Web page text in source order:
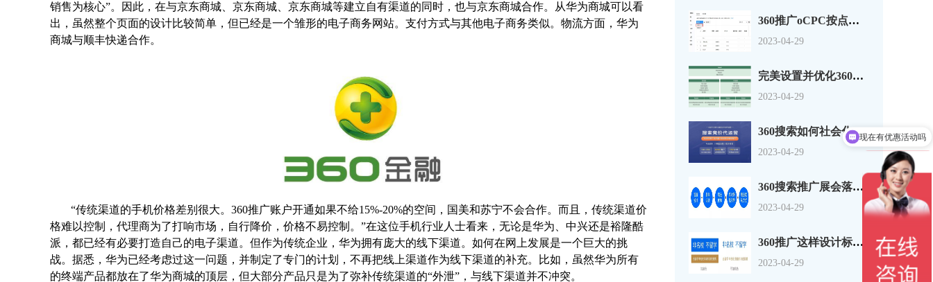
360推广oCPC按点击出价系数还是目标转化成本？
2023-04-29
完美设置并优化360搜索广告组和广告系列
2023-04-29
360搜索如何社会化营销以及搜索营销
2023-04-29
360搜索推广展会落地页怎么做？一套思路供参考
2023-04-29
360推广这样设计标题，资深优化师都说好！
2023-04-29
销售为核心”。因此，在与京东商城、京东商城、京东商城等建立自有渠道的同时，也与京东商城合作。从华为商城可以看
出，虽然整个页面的设计比较简单，但已经是一个雏形的电子商务网站。支付方式与其他电子商务类似。物流方面，华为
商城与顺丰快递合作。
“传统渠道的手机价格差别很大。360推广账户开通如果不给15%-20%的空间，国美和苏宁不会合作。而且，传统渠道价
格难以控制，代理商为了打响市场，自行降价，价格不易控制。”在这位手机行业人士看来，无论是华为、中兴还是裕隆酷
派，都已经有必要打造自己的电子渠道。但作为传统企业，华为拥有庞大的线下渠道。如何在网上发展是一个巨大的挑
战。据悉，华为已经考虑过这一问题，并制定了专门的计划，不再把线上渠道作为线下渠道的补充。比如，虽然华为所有
的终端产品都放在了华为商城的顶层，但大部分产品只是为了弥补传统渠道的“外泄”，与线下渠道并不冲突。
现在有优惠活动吗